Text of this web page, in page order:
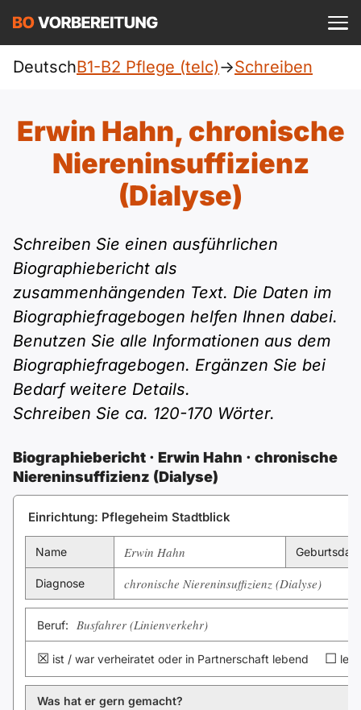
Pflege (telc)
Allgemein
DTZ
telc
Goethe
ÖIF
ÖSD
Deutsch
Ukrainisch
Russisch
Polnisch
A1 Allgemein
A1 telc
A1 Goethe
A1 ÖIF
A2 Allgemein
A2 DTZ
A2 telc
A2 Goethe
A2 ÖIF
B1 Allgemein
B1 DTZ
B1 Beruf
B1 telc
B1 ÖIF
B1 ÖSD
B1 Pflege (telc)
B2
B2 Allgemein
B2 Beruf
B2 telc
B2 Goethe
B2 Pflege (telc)
Blog
Webinare
Mehr Tools
Einbürgerungstest
Spiele
Schulen & Kurse
Lebenslauf erstellen
Motivationsbriefe
Einloggen ist kostenlos?
DeutschB1-B2 Pflege (telc)->Schreiben
Erwin Hahn, chronische
Niereninsuffizienz
(Dialyse)
Schreiben Sie einen ausführlichen
Biographiebericht als
zusammenhängenden Text. Die Daten im
Biographiefragebogen helfen Ihnen dabei.
Benutzen Sie alle Informationen aus dem
Biographiefragebogen. Ergänzen Sie bei
Bedarf weitere Details.
Schreiben Sie ca. 120-170 Wörter.
Biographiebericht · Erwin Hahn · chronische
Niereninsuffizienz (Dialyse)
Einrichtung: Pflegeheim Stadtblick
Name Erwin Hahn
Diagnose chronische Niereninsuffizienz (Dialyse)
Beruf: Busfahrer (Linienverkehr)
☒ ist / war verheiratet oder in Partnerschaft lebend ☐
Was hat er gern gemacht?